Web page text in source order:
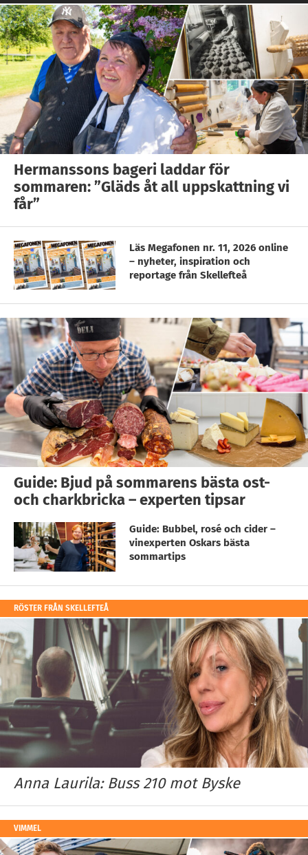
Hermanssons bageri laddar för
sommaren: ”Gläds åt all uppskattning vi
får”
Läs Megafonen nr. 11, 2026 online
– nyheter, inspiration och
reportage från Skellefteå
Guide: Bjud på sommarens bästa ost-
och charkbricka – experten tipsar
Guide: Bubbel, rosé och cider –
vinexperten Oskars bästa
sommartips
RÖSTER FRÅN SKELLEFTEÅ
Anna Laurila: Buss 210 mot Byske
VIMMEL